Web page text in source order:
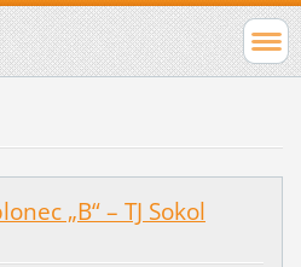
„B“ – TJ Sokol